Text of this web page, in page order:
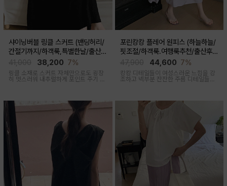
샤이닝버블 링클 스커트 (밴딩허리/
간절기까지/하객룩,특별한날/출산후
38,200 7%
링클 소재로 스커트 자체만으로도 굉장
히 멋스러워 내추럴하게 포인트 주기 좋
포린캉캉 플레어 원피스 (하늘하늘/
핏조절/하객룩.여행룩추천/출산후
44,600 7%
캉캉 디테일들이 여성스러운 느낌을 강
조하고 넥부분 잔잔한 주름 디테일들로